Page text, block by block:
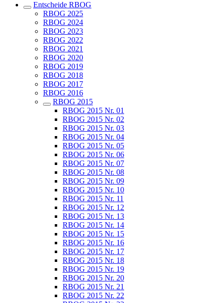
Entscheide RBOG
RBOG 2025
RBOG 2024
RBOG 2023
RBOG 2022
RBOG 2021
RBOG 2020
RBOG 2019
RBOG 2018
RBOG 2017
RBOG 2016
RBOG 2015
RBOG 2015 Nr. 01
RBOG 2015 Nr. 02
RBOG 2015 Nr. 03
RBOG 2015 Nr. 04
RBOG 2015 Nr. 05
RBOG 2015 Nr. 06
RBOG 2015 Nr. 07
RBOG 2015 Nr. 08
RBOG 2015 Nr. 09
RBOG 2015 Nr. 10
RBOG 2015 Nr. 11
RBOG 2015 Nr. 12
RBOG 2015 Nr. 13
RBOG 2015 Nr. 14
RBOG 2015 Nr. 15
RBOG 2015 Nr. 16
RBOG 2015 Nr. 17
RBOG 2015 Nr. 18
RBOG 2015 Nr. 19
RBOG 2015 Nr. 20
RBOG 2015 Nr. 21
RBOG 2015 Nr. 22